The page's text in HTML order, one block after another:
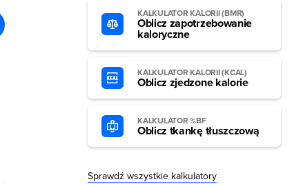
KALKULATOR KALORII (BMR)
Oblicz zapotrzebowanie
kaloryczne
KALKULATOR KALORII (KCAL)
Oblicz zjedzone kalorie
KALKULATOR %BF
Oblicz tkankę tłuszczową
Sprawdź wszystkie kalkulatory